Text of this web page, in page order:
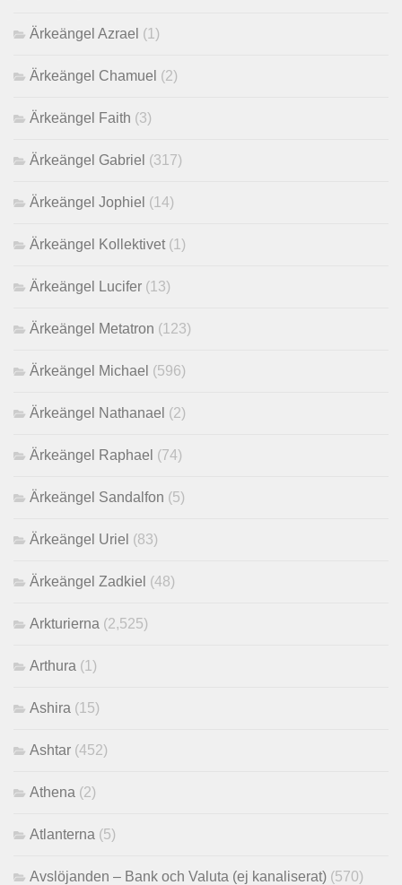
Ärkeängel Azrael (1)
Ärkeängel Chamuel (2)
Ärkeängel Faith (3)
Ärkeängel Gabriel (317)
Ärkeängel Jophiel (14)
Ärkeängel Kollektivet (1)
Ärkeängel Lucifer (13)
Ärkeängel Metatron (123)
Ärkeängel Michael (596)
Ärkeängel Nathanael (2)
Ärkeängel Raphael (74)
Ärkeängel Sandalfon (5)
Ärkeängel Uriel (83)
Ärkeängel Zadkiel (48)
Arkturierna (2,525)
Arthura (1)
Ashira (15)
Ashtar (452)
Athena (2)
Atlanterna (5)
Avslöjanden – Bank och Valuta (ej kanaliserat) (570)